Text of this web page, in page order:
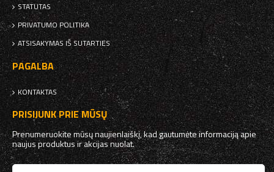
STATUTAS
PRIVATUMO POLITIKA
ATSISAKYMAS IŠ SUTARTIES
PAGALBA
KONTAKTAS
PRISIJUNK PRIE MŪSŲ
Prenumeruokite mūsų naujienlaiškį, kad gautumėte informaciją apie
naujus produktus ir akcijas nuolat.